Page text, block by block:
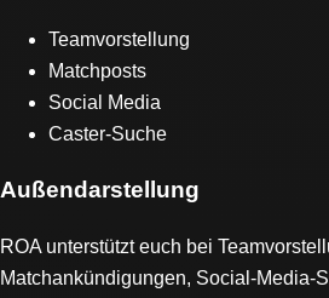
Teamvorstellung
Matchposts
Social Media
Caster-Suche
Außendarstellung
ROA unterstützt euch bei
Matchankündigungen, Social-Media-